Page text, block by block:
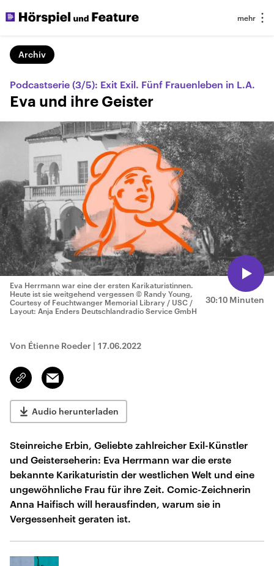
Archiv
Podcastserie (3/5): Exit Exil. Fünf Frauenleben in L.A.
Eva und ihre Geister
30:10 Minuten
Eva Herrmann war eine der ersten Karikaturistinnen.
Heute ist sie weitgehend vergessen © Randy Young,
Courtesy of Feuchtwanger Memorial Library / USC /
Layout: Anja Enders Deutschlandradio Service GmbH
Von Étienne Roeder | 17.06.2022
Link
kopieren/teilen
Email
Audio herunterladen
Steinreiche Erbin, Geliebte zahlreicher Exil-Künstler
und Geisterseherin: Eva Herrmann war die erste
bekannte Karikaturistin der westlichen Welt und eine
ungewöhnliche Frau für ihre Zeit. Comic-Zeichnerin
Anna Haifisch will herausfinden, warum sie in
Vergessenheit geraten ist.